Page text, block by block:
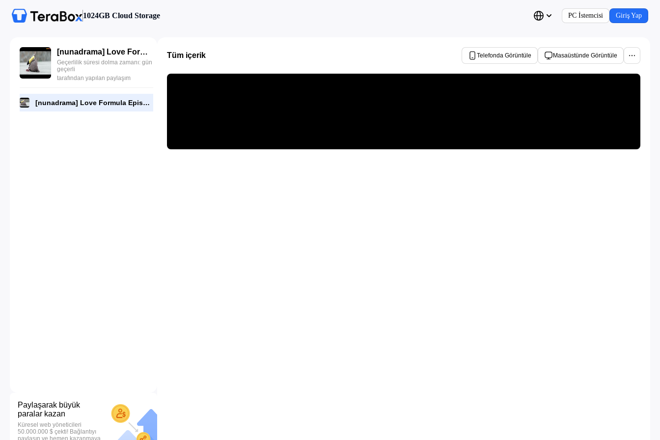
1024GB Cloud Storage PC İstemcisi Giriş Yap
[nunadrama] Love Formula Episode 2.480p.mp4
Geçerlilik süresi dolma zamanı: gün
geçerli
tarafından yapılan paylaşım
[nunadrama] Love Formula Episode 2.480p.mp4
Paylaşarak büyük
paralar kazan
Küresel web yöneticileri
50.000.000 $ çekti! Bağlantıyı
paylaşın ve hemen kazanmaya
Tüm içerik Telefonda Görüntüle Masaüstünde Görüntüle